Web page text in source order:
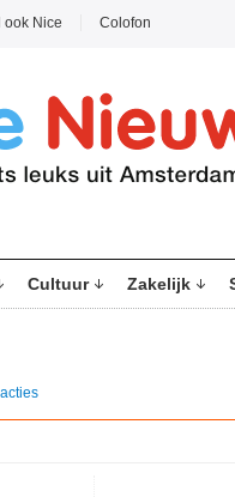
ook Nice Colofon
Cultuur Zakelijk